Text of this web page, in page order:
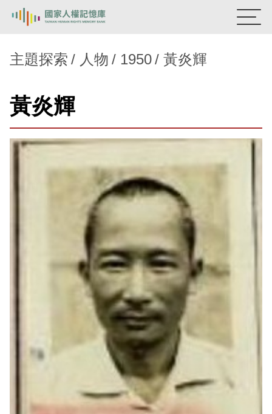
新生訓導處
主題探索
主題探索 人物 1950 黃炎輝
黃炎輝